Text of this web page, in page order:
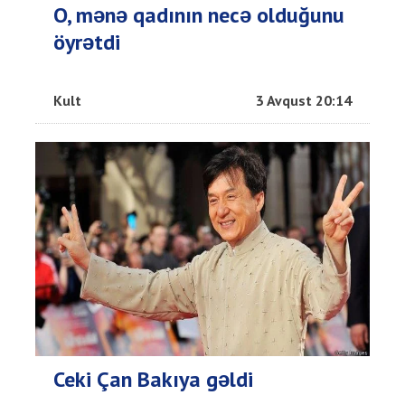
O, mənə qadının necə olduğunu
öyrətdi
Kult 3 Avqust 20:14
Ceki Çan Bakıya gəldi